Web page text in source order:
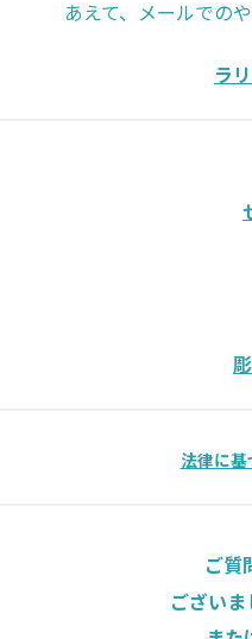
あえて、メールでの
ラ
法律に基
ご質
ございま